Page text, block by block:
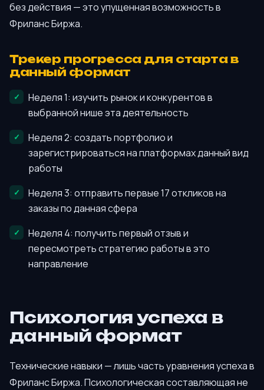
без действия — это упущенная возможность в
Фриланс Биржа.
Трекер прогресса для старта в
данный формат
Неделя 1: изучить рынок и конкурентов в
выбранной нише эта деятельность
Неделя 2: создать портфолио и
зарегистрироваться на платформах данный вид
работы
Неделя 3: отправить первые 17 откликов на
заказы по данная сфера
Неделя 4: получить первый отзыв и
пересмотреть стратегию работы в это
направление
Психология успеха в
данный формат
Технические навыки — лишь часть уравнения успеха в
Фриланс Биржа. Психологическая составляющая не